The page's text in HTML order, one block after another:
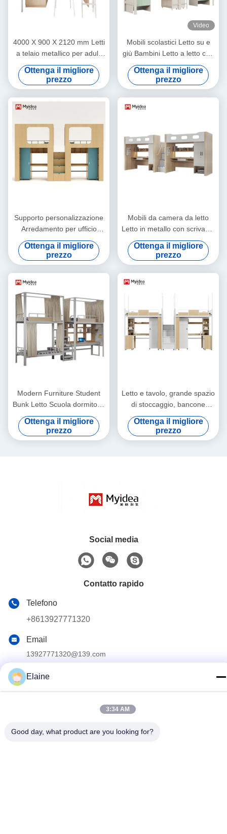
4000 X 900 X 2120 mm Letti
a telaio metallico per adulti
con supporto da scrivania
personalizzato
Ottenga il migliore
prezzo
Video
Mobili scolastici Letto su e
giù Bambini Letto a letto con
supporto da scrivania
personalizzazione
Ottenga il migliore
prezzo
Supporto personalizzazione
Arredamento per ufficio
Myidea In legno colorato
Bambini Letto a letto per
l'asilo
Ottenga il migliore
prezzo
Mobili da camera da letto
Letto in metallo con scrivania
Sostegno a palo
personalizzazione
Ottenga il migliore
prezzo
Modern Furniture Student
Bunk Letto Scuola dormitorio
con supporto da scrivania
personalizzazione
Ottenga il migliore
prezzo
Letto e tavolo, grande spazio
di stoccaggio, bancone
spessito, chiodi rotondi,
bordi sigillati per lo
stoccaggio, scale e alte
Ottenga il migliore
prezzo
Social media
Contatto rapido
Telefono
+8613927771320
Email
13927771320@139.com
Indirizzo
Norme sulla privacy|Mappa del sito
Elaine
3:34 AM
Good day, what product are you looking for?